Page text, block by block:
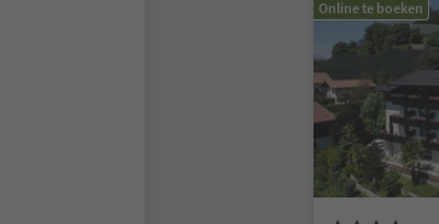
Online te boeken